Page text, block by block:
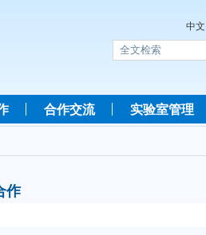
中文
合作交流 实验室管理
作